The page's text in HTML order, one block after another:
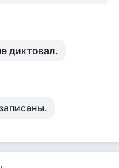
диктовал.